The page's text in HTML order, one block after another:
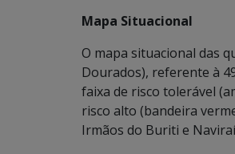
Mapa Situacional
O mapa situacional das
Dourados), referente à
faixa de risco tolerável
risco alto (bandeira
Irmãos do Buriti e